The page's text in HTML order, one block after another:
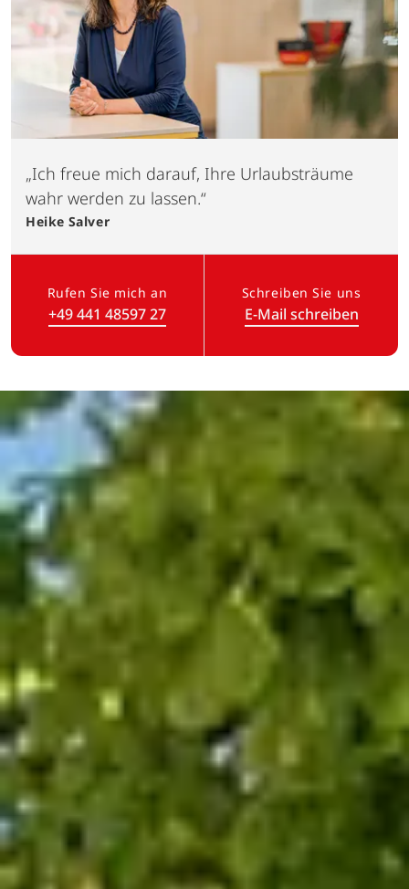
„Ich freue mich darauf, Ihre Urlaubsträume
wahr werden zu lassen.“
Heike Salver
Rufen Sie mich an
+49 441 48597 27(Link öffnet in neuem Tab)
Schreiben Sie uns
E-Mail schreiben